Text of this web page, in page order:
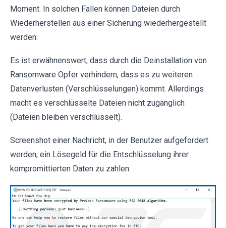
Moment. In solchen Fällen können Dateien durch
Wiederherstellen aus einer Sicherung wiederhergestellt
werden.
Es ist erwähnenswert, dass durch die Deinstallation von
Ransomware Opfer verhindern, dass es zu weiteren
Datenverlusten (Verschlüsselungen) kommt. Allerdings
macht es verschlüsselte Dateien nicht zugänglich
(Dateien bleiben verschlüsselt).
Screenshot einer Nachricht, in der Benutzer aufgefordert
werden, ein Lösegeld für die Entschlüsselung ihrer
kompromittierten Daten zu zahlen: